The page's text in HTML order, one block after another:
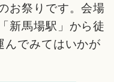
お祭りです。会場
新馬場駅」から徒
でみてはいかが